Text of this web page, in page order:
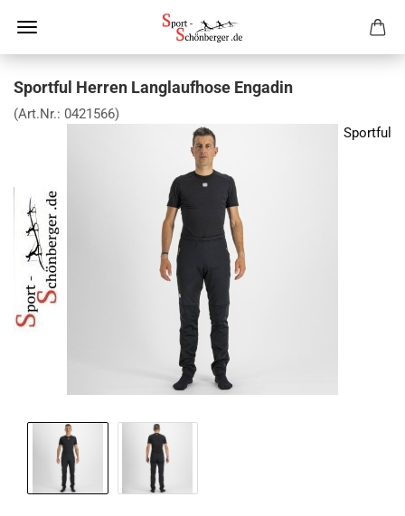
Sportful Herren Langlaufhose Engadin
(Art.Nr.: 0421566)
Sportful